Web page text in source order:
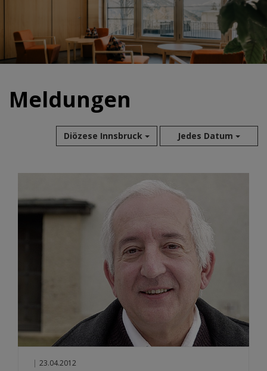
Meldungen
Diözese Innsbruck Jedes Datum
Aug 2026
Jul 2026
Jun 2026
Mai 2026
Apr 2026
Mär 2026
Feb 2026
Jan 2026
Dez 2025
Nov 2025
Okt 2025
Sep 2025
| 23.04.2012